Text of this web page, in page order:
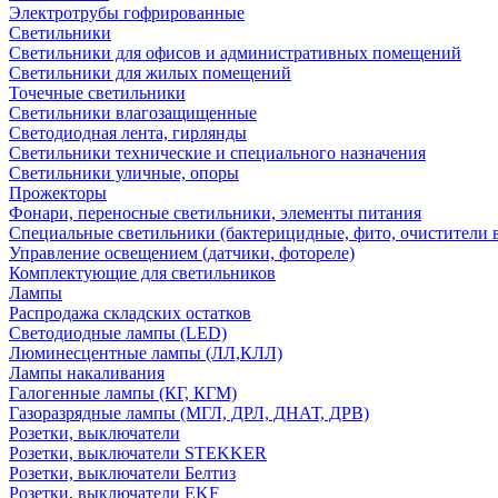
Электротрубы гофрированные
Светильники
Светильники для офисов и административных помещений
Светильники для жилых помещений
Точечные светильники
Светильники влагозащищенные
Светодиодная лента, гирлянды
Светильники технические и специального назначения
Светильники уличные, опоры
Прожекторы
Фонари, переносные светильники, элементы питания
Специальные светильники (бактерицидные, фито, очистители
Управление освещением (датчики, фотореле)
Комплектующие для светильников
Лампы
Распродажа складских остатков
Светодиодные лампы (LED)
Люминесцентные лампы (ЛЛ,КЛЛ)
Лампы накаливания
Галогенные лампы (КГ, КГМ)
Газоразрядные лампы (МГЛ, ДРЛ, ДНАТ, ДРВ)
Розетки, выключатели
Розетки, выключатели STEKKER
Розетки, выключатели Белтиз
Розетки, выключатели EKF